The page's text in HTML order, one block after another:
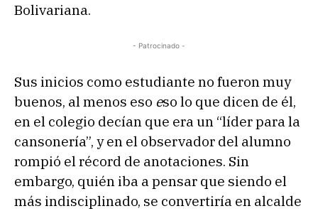
Bolivariana.
- Patrocinado -
Sus inicios como estudiante no fueron muy
buenos, al menos eso eso lo que dicen de él,
en el colegio decían que era un “líder para la
cansonería”, y en el observador del alumno
rompió el récord de anotaciones. Sin
embargo, quién iba a pensar que siendo el
más indisciplinado, se convertiría en alcalde